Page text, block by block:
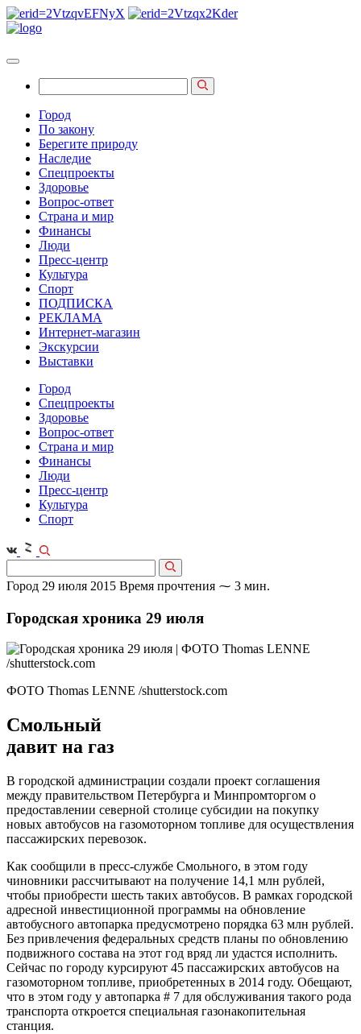
Город
По закону
Берегите природу
Наследие
Спецпроекты
Здоровье
Вопрос-ответ
Страна и мир
Финансы
Люди
Пресс-центр
Культура
Спорт
ПОДПИСКА
РЕКЛАМА
Интернет-магазин
Экскурсии
Выставки
Город
Спецпроекты
Здоровье
Вопрос-ответ
Страна и мир
Финансы
Люди
Пресс-центр
Культура
Спорт
Город 29 июля 2015 Время прочтения ⁓ 3 мин.
Городская хроника 29 июля
ФОТО Thomas LENNE /shutterstock.com
Смольный
давит на газ
В городской администрации создали проект соглашения
между правительством Петербурга и Минпромторгом о
предоставлении северной столице субсидии на покупку
новых автобусов на газомоторном топливе для осуществления
пассажирских перевозок.
Как сообщили в пресс-службе Смольного, в этом году
чиновники рассчитывают на получение 14,1 млн рублей,
чтобы приобрести шесть таких автобусов. В рамках городской
адресной инвестиционной программы на обновление
автобусного автопарка предусмотрено порядка 63 млн рублей.
Без привлечения федеральных средств планы по обновлению
подвижного состава на этот год вряд ли удастся исполнить.
Сейчас по городу курсируют 45 пассажирских автобусов на
газомоторном топливе, приобретенных в 2014 году. Обещают,
что в этом году у автопарка # 7 для обслуживания такого рода
транспорта откроется специальная газонакопительная
станция.